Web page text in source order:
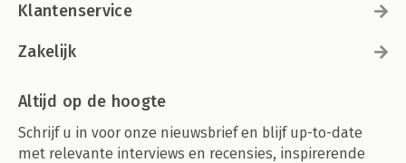
Klantenservice
Zakelijk
Altijd op de hoogte
Schrijf u in voor onze nieuwsbrief en blijf up-to-date
met relevante interviews en recensies, inspirerende